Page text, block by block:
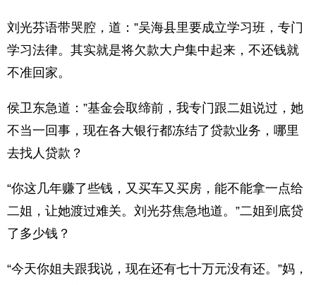
刘光芬语带哭腔，道：”吴海县里要成立学习班，专门
学习法律。其实就是将欠款大户集中起来，不还钱就
不准回家。
侯卫东急道：”基金会取缔前，我专门跟二姐说过，她
不当一回事，现在各大银行都冻结了贷款业务，哪里
去找人贷款？
“你这几年赚了些钱，又买车又买房，能不能拿一点给
二姐，让她渡过难关。刘光芬焦急地道。”二姐到底贷
了多少钱？
“今天你姐夫跟我说，现在还有七十万元没有还。”妈，